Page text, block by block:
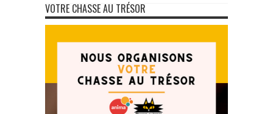
VOTRE CHASSE AU TRÉSOR